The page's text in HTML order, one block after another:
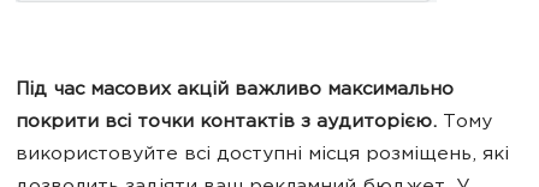
Під час масових акцій важливо максимально
покрити всі точки контактів з аудиторією. Тому
використовуйте всі доступні місця розміщень, які